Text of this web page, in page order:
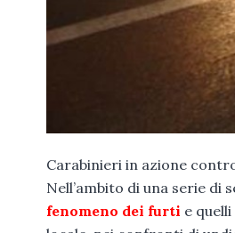
Carabinieri in azione
Nell’ambito di una serie
fenomeno dei furti e